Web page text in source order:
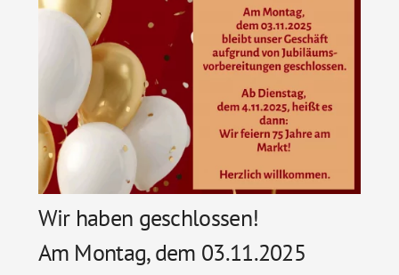
Wir haben geschlossen!
Am Montag, dem 03.11.2025